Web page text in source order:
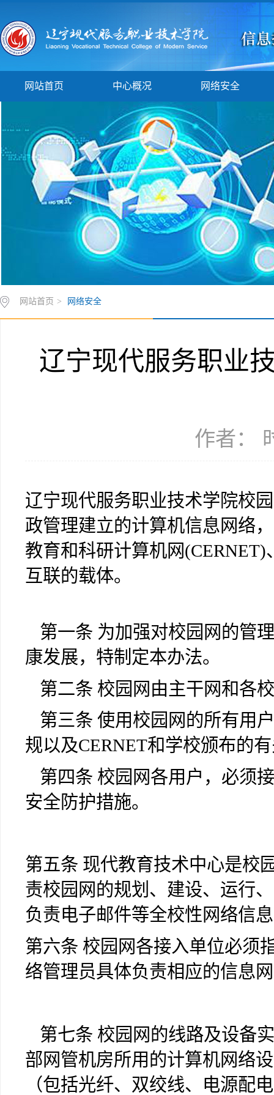
网站首页 中心概况 网络安全
网站首页 > 网络安全
辽宁现代服务职业
作者：
辽宁现代服务职业技术学院校
政管理建立的计算机信息网络
教育和科研计算机网
互联的载体。
第一条 为加强对校园网的管
康发展，特制定本办法。
第二条 校园网由主干网和各
第三条 使用校园网的所有用
规以及CERNET和学校颁布的
第四条 校园网各用户，必须
安全防护措施。
第五条 现代教育技术中心是校
责校园网的规划、建设、运行
负责电子邮件等全校性网络信
第六条 校园网各接入单位必须
络管理员具体负责相应的信息
第七条 校园网的线路及设备
部网管机房所用的计算机网络
（包括光纤、双绞线、电源配